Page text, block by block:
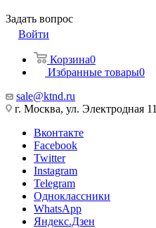
Задать вопрос
Войти
Корзина0
Избранные товары0
sale@ktnd.ru
г. Москва, ул. Электродная 11
Вконтакте
Facebook
Twitter
Instagram
Telegram
Одноклассники
WhatsApp
Яндекс.Дзен